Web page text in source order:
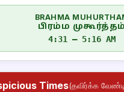
BRAHMA
பிரம்ம முகூர்த்தம்
4:31 – 5:16 AM
Times(தவிர்க்க